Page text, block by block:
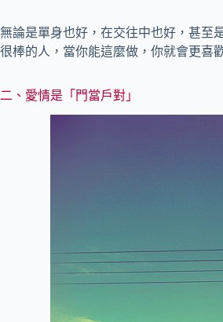
無論是單身也好，在交往中也好，甚至
很棒的人，當你能這麼做，你就會更喜
二、愛情是「門當戶對」